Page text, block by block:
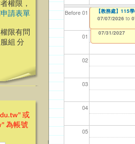
權限，
申請表單
限有問
組 分
或
為帳號
Before 01
01
02
03
04
05
【資網處】
整合系統～表單
12/31/2027
【財務處】工讀
11/12/2021 to
【財務處】漏打
錄
07/31/2027
114
04/
【學
07/
商品
11/
教務
11/
【教學暨學習資
06/23/2026 to
【教務處】115
07/07/2026 to